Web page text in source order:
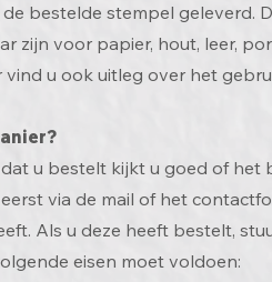
bestelde stempel geleverd.
zijn voor papier, hout, leer,
u ook uitleg over het
u bestelt kijkt u goed of
via de mail of het
Als u deze heeft bestelt,
eisen moet voldoen: